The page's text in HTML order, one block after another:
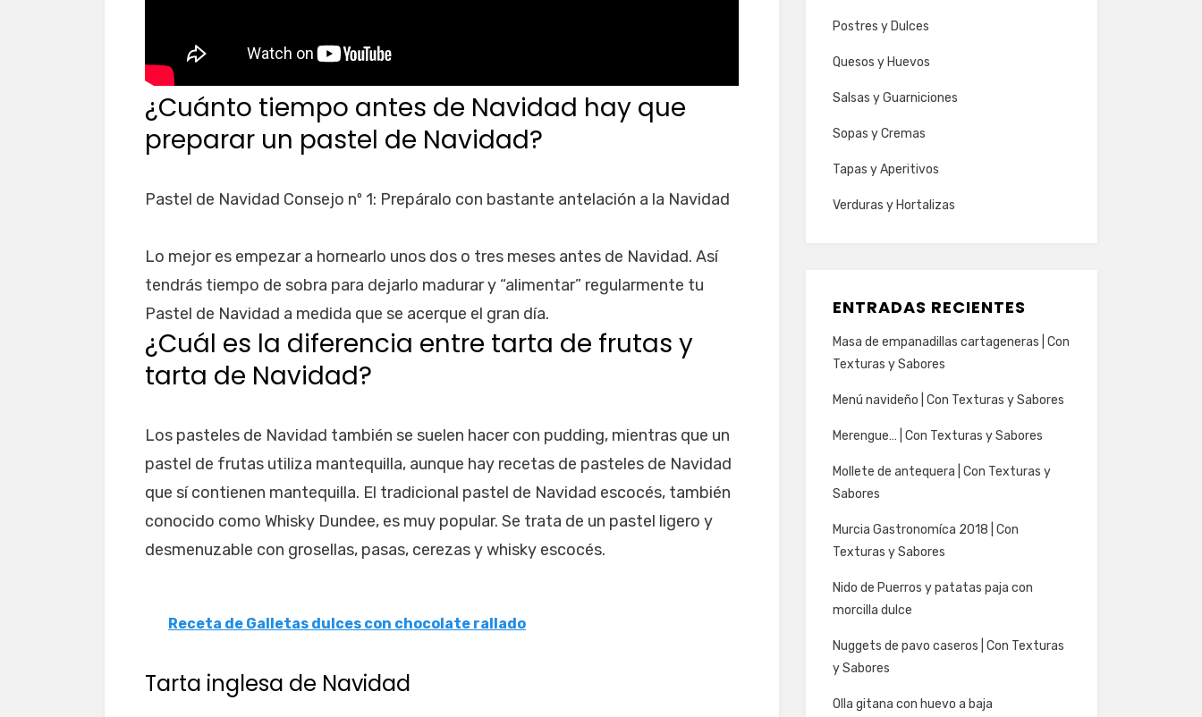
¿Cuánto tiempo antes de Navidad hay que
preparar un pastel de Navidad?
Pastel de Navidad Consejo nº 1: Prepáralo con bastante antelación a la Navidad
Lo mejor es empezar a hornearlo unos dos o tres meses antes de Navidad. Así
tendrás tiempo de sobra para dejarlo madurar y “alimentar” regularmente tu
Pastel de Navidad a medida que se acerque el gran día.
¿Cuál es la diferencia entre tarta de frutas y
tarta de Navidad?
Los pasteles de Navidad también se suelen hacer con pudding, mientras que un
pastel de frutas utiliza mantequilla, aunque hay recetas de pasteles de Navidad
que sí contienen mantequilla. El tradicional pastel de Navidad escocés, también
conocido como Whisky Dundee, es muy popular. Se trata de un pastel ligero y
desmenuzable con grosellas, pasas, cerezas y whisky escocés.
Receta de Galletas dulces con chocolate rallado
Tarta inglesa de Navidad
Postres y Dulces
Quesos y Huevos
Salsas y Guarniciones
Sopas y Cremas
Tapas y Aperitivos
Verduras y Hortalizas
ENTRADAS RECIENTES
Masa de empanadillas cartageneras | Con
Texturas y Sabores
Menú navideño | Con Texturas y Sabores
Merengue… | Con Texturas y Sabores
Mollete de antequera | Con Texturas y
Sabores
Murcia Gastronomíca 2018 | Con
Texturas y Sabores
Nido de Puerros y patatas paja con
morcilla dulce
Nuggets de pavo caseros | Con Texturas
y Sabores
Olla gitana con huevo a baja